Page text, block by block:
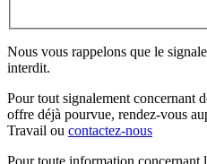
Nous vous rappelons que le
interdit.
Pour tout signalement concernant
offre déjà pourvue, rendez-vous
Travail ou contactez-nous
Pour toute information concernant